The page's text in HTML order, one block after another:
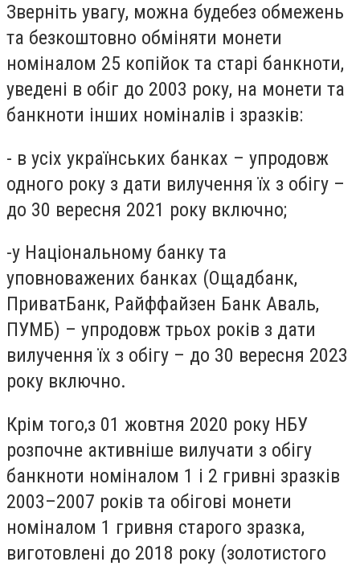
Зверніть увагу, можна будебез обмежень
та безкоштовно обміняти монети
номіналом 25 копійок та старі банкноти,
уведені в обіг до 2003 року, на монети та
банкноти інших номіналів і зразків:
- в усіх українських банках – упродовж
одного року з дати вилучення їх з обігу –
до 30 вересня 2021 року включно;
-у Національному банку та
уповноважених банках (Ощадбанк,
ПриватБанк, Райффайзен Банк Аваль,
ПУМБ) – упродовж трьох років з дати
вилучення їх з обігу – до 30 вересня 2023
року включно.
Крім того,з 01 жовтня 2020 року НБУ
розпочне активніше вилучати з обігу
банкноти номіналом 1 і 2 гривні зразків
2003–2007 років та обігові монети
номіналом 1 гривня старого зразка,
виготовлені до 2018 року (золотистого